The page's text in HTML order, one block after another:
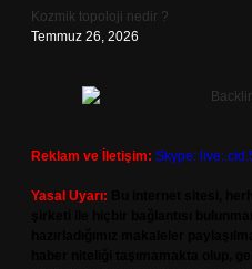
Kozmik topoloji nedir ?
Temmuz 26, 2026
Reklam ve İletişim: Skype:
Yasal Uyarı: